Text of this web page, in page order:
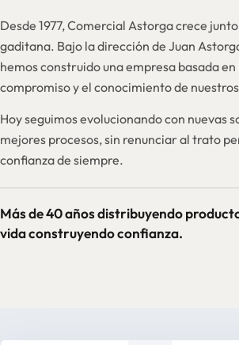
Desde 1977, Comercial Astorga crece
gaditana. Bajo la dirección de Juan
hemos construido una empresa basada
compromiso y el conocimiento de
Hoy seguimos evolucionando con nuevas
mejores procesos, sin renunciar al trato
confianza de siempre.
Más de 40 años distribuyendo
vida construyendo confianza.